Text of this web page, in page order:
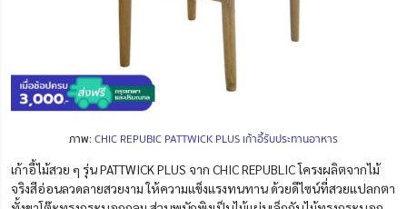
ภาพ:CHIC REPUBIC PATTWICK PLUS เก้าอี้รับประทานอาหาร
เก้าอี้ไม้สวย ๆ รุ่น PATTWICK PLUS จาก CHIC REPUBLIC โครงผลิตจากไม้
จริงสีอ่อนลวดลายสวยงาม ให้ความแข็งแรงทนทาน ด้วยดีไซน์ที่สวยแปลกตา